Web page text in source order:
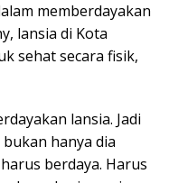
memberdayakan
lansia di Kota
sehat secara fisik,
lansia. Jadi
hanya dia
berdaya. Harus